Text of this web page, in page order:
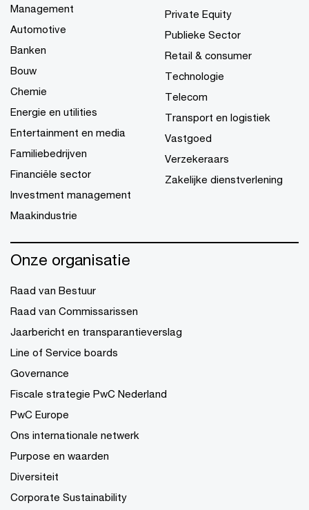
Management
Automotive
Banken
Bouw
Chemie
Energie en utilities
Entertainment en media
Familiebedrijven
Financiële sector
Investment management
Maakindustrie
Private Equity
Publieke Sector
Retail & consumer
Technologie
Telecom
Transport en logistiek
Vastgoed
Verzekeraars
Zakelijke dienstverlening
Onze organisatie
Raad van Bestuur
Raad van Commissarissen
Jaarbericht en transparantieverslag
Line of Service boards
Governance
Fiscale strategie PwC Nederland
PwC Europe
Ons internationale netwerk
Purpose en waarden
Diversiteit
Corporate Sustainability